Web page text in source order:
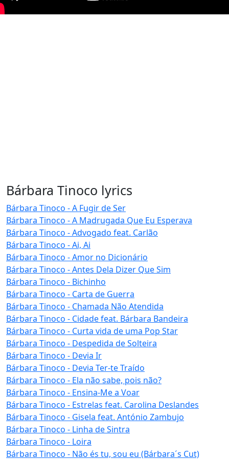
Bárbara Tinoco lyrics
Bárbara Tinoco - A Fugir de Ser
Bárbara Tinoco - A Madrugada Que Eu Esperava
Bárbara Tinoco - Advogado feat. Carlão
Bárbara Tinoco - Ai, Ai
Bárbara Tinoco - Amor no Dicionário
Bárbara Tinoco - Antes Dela Dizer Que Sim
Bárbara Tinoco - Bichinho
Bárbara Tinoco - Carta de Guerra
Bárbara Tinoco - Chamada Não Atendida
Bárbara Tinoco - Cidade feat. Bárbara Bandeira
Bárbara Tinoco - Curta vida de uma Pop Star
Bárbara Tinoco - Despedida de Solteira
Bárbara Tinoco - Devia Ir
Bárbara Tinoco - Devia Ter-te Traído
Bárbara Tinoco - Ela não sabe, pois não?
Bárbara Tinoco - Ensina-Me a Voar
Bárbara Tinoco - Estrelas feat. Carolina Deslandes
Bárbara Tinoco - Gisela feat. António Zambujo
Bárbara Tinoco - Linha de Sintra
Bárbara Tinoco - Loira
Bárbara Tinoco - Não és tu, sou eu (Bárbara´s Cut)